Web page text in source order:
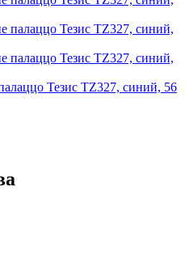
Тезис TZ327, синий, 56